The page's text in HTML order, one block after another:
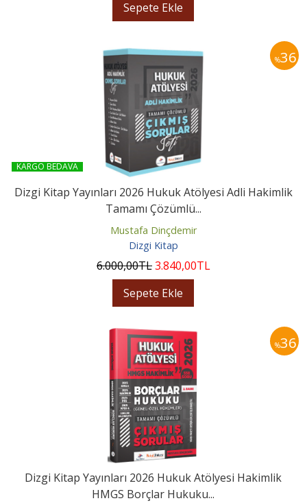
Sepete Ekle
%36
KARGO BEDAVA
Dizgi Kitap Yayınları 2026 Hukuk Atölyesi Adli Hakimlik
Tamamı Çözümlü...
Mustafa Dinçdemir
Dizgi Kitap
6.000,00TL3.840,00TL
Sepete Ekle
%36
Dizgi Kitap Yayınları 2026 Hukuk Atölyesi Hakimlik
HMGS Borçlar Hukuku...